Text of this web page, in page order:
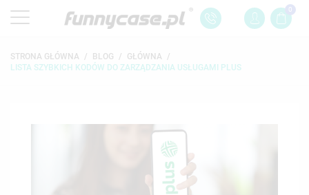
0
STRONA GŁÓWNA BLOG
GŁÓWNA
LISTA SZYBKICH KODÓW DO ZARZĄDZANIA USŁUGAMI PLUS